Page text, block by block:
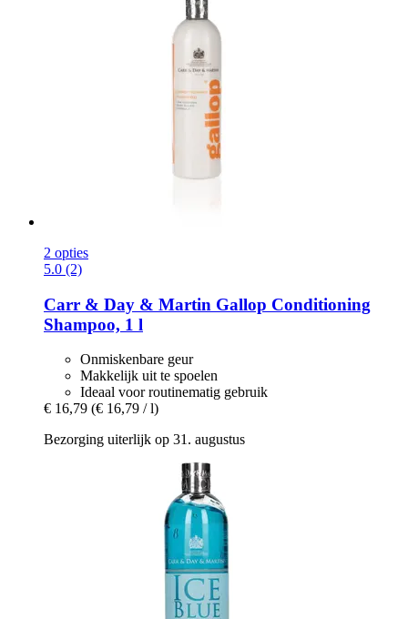
2 opties
5.0 (2)
Carr & Day & Martin Gallop Conditioning
Shampoo, 1 l
Onmiskenbare geur
Makkelijk uit te spoelen
Ideaal voor routinematig gebruik
€ 16,79 (€ 16,79 / l)
Bezorging uiterlijk op 31. augustus